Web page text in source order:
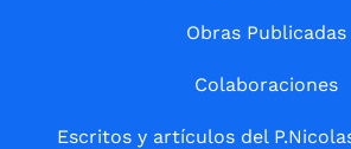
Obras Publicadas
Colaboraciones
Escritos y artículos del